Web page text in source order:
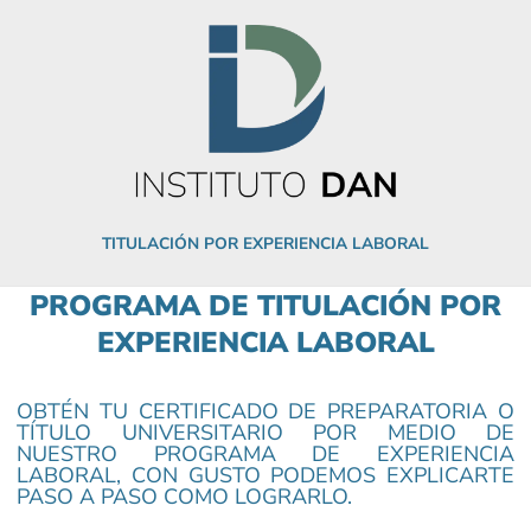
TITULACIÓN POR EXPERIENCIA LABORAL
PROGRAMA DE TITULACIÓN POR
EXPERIENCIA LABORAL
OBTÉN TU CERTIFICADO DE PREPARATORIA O
TÍTULO UNIVERSITARIO POR MEDIO DE
NUESTRO PROGRAMA DE EXPERIENCIA
LABORAL, CON GUSTO PODEMOS EXPLICARTE
PASO A PASO COMO LOGRARLO.